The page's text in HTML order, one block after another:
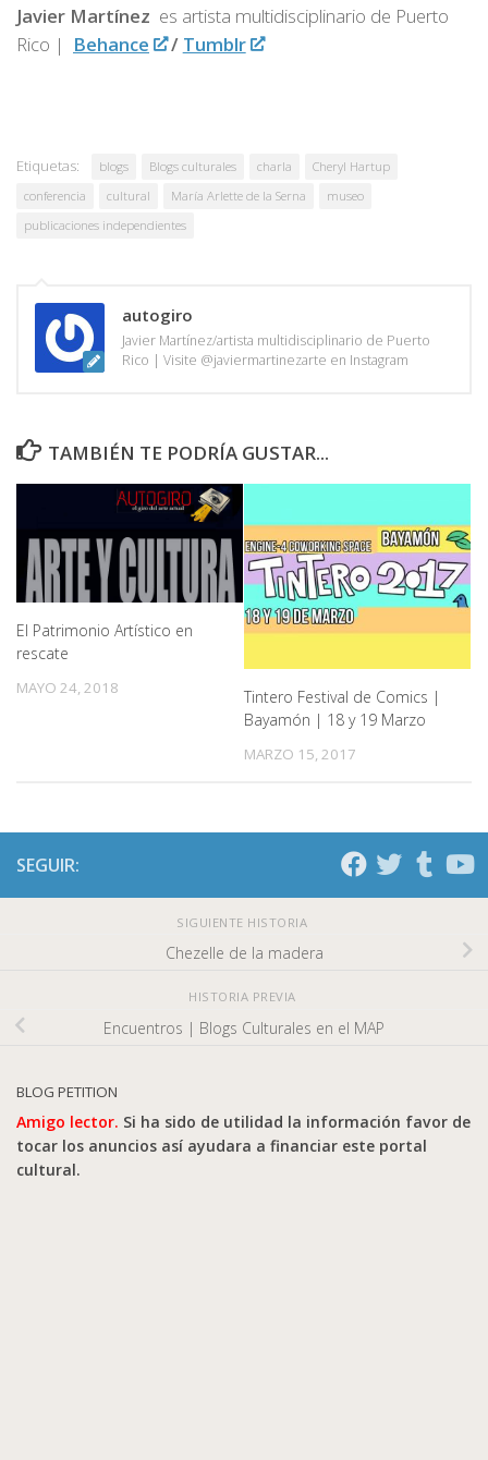
Javier Martínez es artista multidisciplinario de Puerto
Rico |
Behance / Tumblr
Etiquetas: blogs Blogs culturales charla
Cheryl Hartup
conferencia
cultural María Arlette de la Serna
museo
publicaciones independientes
autogiro
Javier Martínez/artista multidisciplinario de Puerto
Rico | Visite @javiermartinezarte en Instagram
TAMBIÉN TE PODRÍA GUSTAR...
El Patrimonio Artístico en
rescate
MAYO 24, 2018
Tintero Festival de Comics |
Bayamón | 18 y 19 Marzo
MARZO 15, 2017
SEGUIR:
SIGUIENTE HISTORIA
Chezelle de la madera
HISTORIA PREVIA
Encuentros | Blogs Culturales en el MAP
BLOG PETITION
Amigo lector. Si ha sido de utilidad la información favor de
tocar los anuncios así ayudara a financiar este portal
cultural.